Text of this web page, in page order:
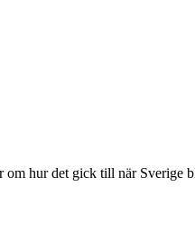
hur det gick till när